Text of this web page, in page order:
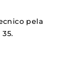
pela